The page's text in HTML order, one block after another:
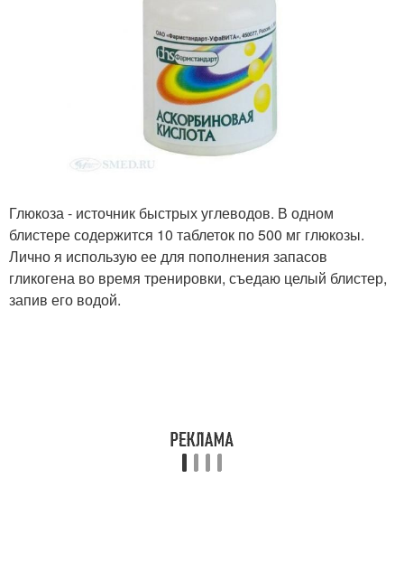
Глюкоза - источник быстрых углеводов. В одном
блистере содержится 10 таблеток по 500 мг глюкозы.
Лично я использую ее для пополнения запасов
гликогена во время тренировки, съедаю целый блистер,
запив его водой.